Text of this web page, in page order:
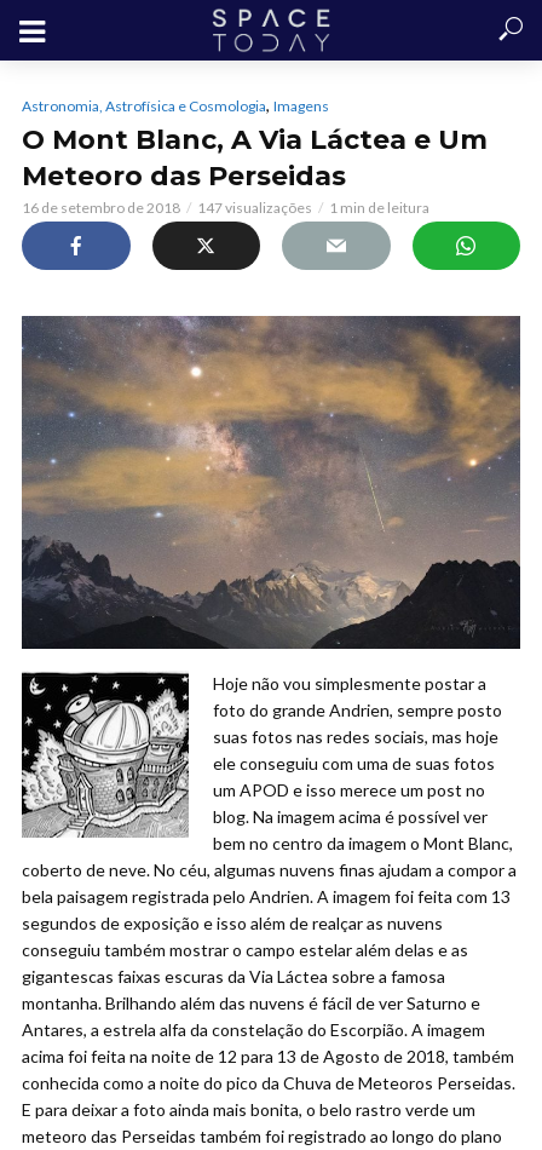
Astronomia, Astrofísica e Cosmologia, Imagens
O Mont Blanc, A Via Láctea e Um
Meteoro das Perseidas
16 de setembro de 2018 147 visualizações 1 min de leitura
Hoje não vou simplesmente postar a
foto do grande Andrien, sempre posto
suas fotos nas redes sociais, mas hoje
ele conseguiu com uma de suas fotos
um APOD e isso merece um post no
blog. Na imagem acima é possível ver
bem no centro da imagem o Mont Blanc,
coberto de neve. No céu, algumas nuvens finas ajudam a compor a
bela paisagem registrada pelo Andrien. A imagem foi feita com 13
segundos de exposição e isso além de realçar as nuvens
conseguiu também mostrar o campo estelar além delas e as
gigantescas faixas escuras da Via Láctea sobre a famosa
montanha. Brilhando além das nuvens é fácil de ver Saturno e
Antares, a estrela alfa da constelação do Escorpião. A imagem
acima foi feita na noite de 12 para 13 de Agosto de 2018, também
conhecida como a noite do pico da Chuva de Meteoros Perseidas.
E para deixar a foto ainda mais bonita, o belo rastro verde um
meteoro das Perseidas também foi registrado ao longo do plano